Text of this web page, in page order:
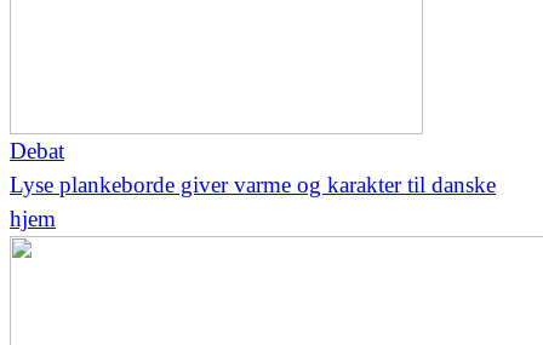
Debat
Lyse plankeborde giver varme og karakter til danske
hjem